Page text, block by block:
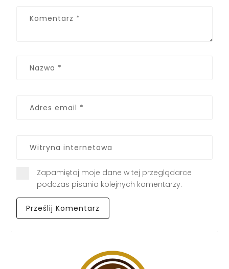
Zapamiętaj moje dane w tej przeglądarce
podczas pisania kolejnych komentarzy.